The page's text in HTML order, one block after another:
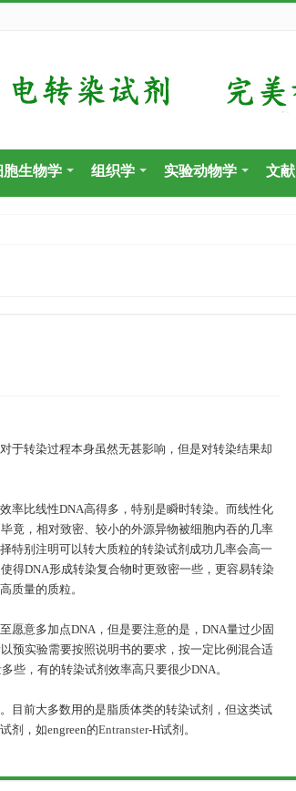
胞生物学 组织学 实验动物学 文献
于转染过程本身虽然无甚影响，但是对转染结果却
率比线性DNA高得多，特别是瞬时转染。而线性化
竟，相对致密、较小的外源异物被细胞内吞的几率
特别注明可以转大质粒的转染试剂成功几率会高一
得DNA形成转染复合物时更致密一些，更容易转染
质量的质粒。
愿意多加点DNA，但是要注意的是，DNA量过少固
预实验需要按照说明书的要求，按一定比例混合适
些，有的转染试剂效率高只要很少DNA。
目前大多数用的是脂质体类的转染试剂，但这类试
剂，如engreen的Entranster-H试剂。